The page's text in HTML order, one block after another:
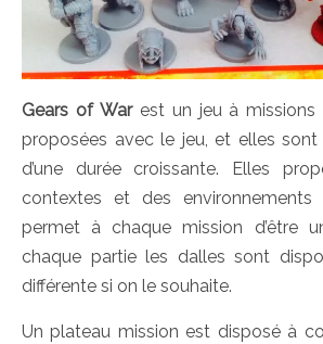
Gears of Warest un jeu à missions
proposées avec le jeu, et elles sont
d’une durée croissante. Elles
contextes et des environnements
permet à chaque mission d’être
chaque partie les dalles sont
différente si on le souhaite.
Un plateau mission est disposé à